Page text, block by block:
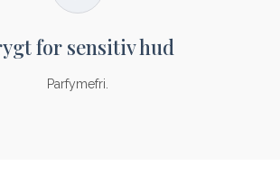
for sensitiv hud
Parfymefri.